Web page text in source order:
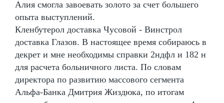
Алия смогла завоевать золото за счет большего
опыта выступлений.
Кленбутерол доставка Чусовой - Винстрол
доставка Глазов. В настоящее время собираюсь в
декрет и мне необходимы справки 2ндфл и 182 н
для расчета больничного листа. По словам
директора по развитию массового сегмента
Альфа-Банка Дмитрия Жиздюка, по итогам